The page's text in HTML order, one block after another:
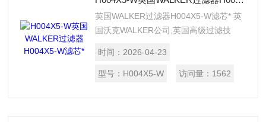
英国WALKER过滤器H004X5-W滤芯* 英
国沃克WALKER公司,英国高级过滤技
含有很多杂质，如：水、锈、颗粒尘埃及
油。如果不除去这些杂质，他们将导致生
时间： 2026-04-23
型号： H004X5-W 访问量： 1562